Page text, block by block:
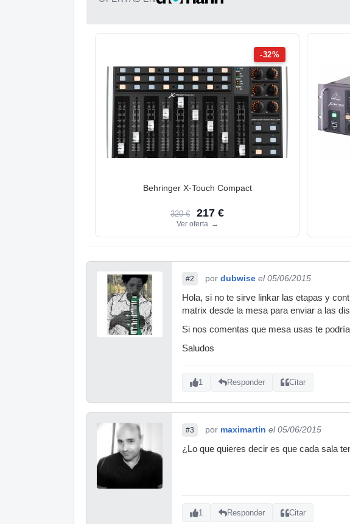
-32%
Behringer X-Touch Compact
320 € 217 €
Ver oferta →
#2 por dubwise el 05/06/2015
Hola, si no te sirve linkar las etapas y
matrix desde la mesa para enviar a las
Si nos comentas que mesa usas te
Saludos
1 Responder Citar
#3 por maximartin el 05/06/2015
¿Lo que quieres decir es que cada sala
1 Responder Citar